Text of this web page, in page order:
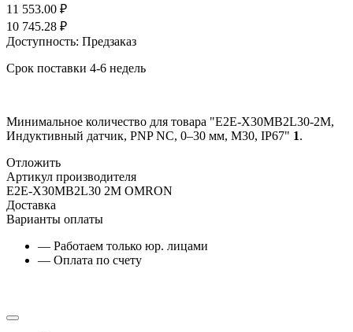
11 553.00 ₽
10 745.28 ₽
Доступность: Предзаказ
Срок поставки 4-6 недель
Минимальное количество для товара "E2E-X30MB2L30-2M,
Индуктивный датчик, PNP NC, 0–30 мм, М30, IP67" 1.
Отложить
Артикул производителя
E2E-X30MB2L30 2M OMRON
Доставка
Варианты оплаты
— Работаем только юр. лицами
— Оплата по счету